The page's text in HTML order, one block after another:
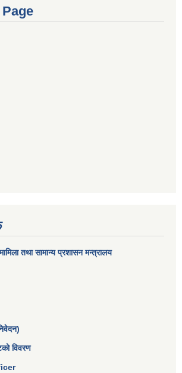
तथा सामान्य प्रशासन मन्त्रालय
विवरण